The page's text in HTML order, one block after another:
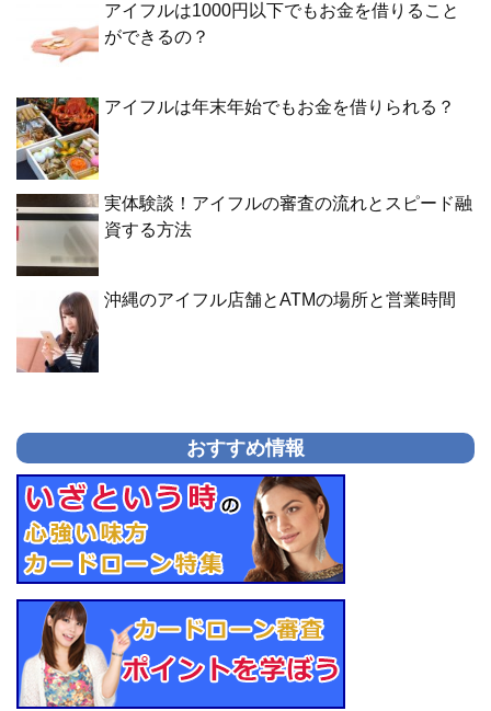
アイフルは1000円以下でもお金を借りること
ができるの？
アイフルは年末年始でもお金を借りられる？
実体験談！アイフルの審査の流れとスピード融
資する方法
沖縄のアイフル店舗とATMの場所と営業時間
おすすめ情報